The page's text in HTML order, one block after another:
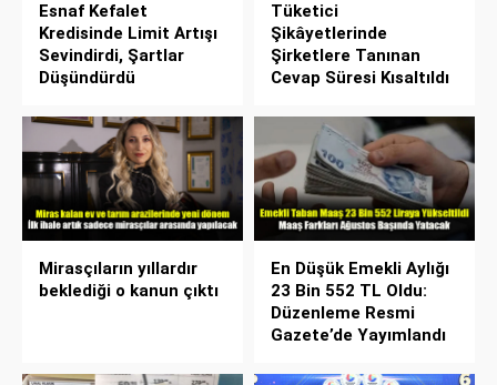
Esnaf Kefalet
Kredisinde Limit Artışı
Sevindirdi, Şartlar
Düşündürdü
Tüketici
Şikâyetlerinde
Şirketlere Tanınan
Cevap Süresi Kısaltıldı
Mirasçıların yıllardır
beklediği o kanun çıktı
En Düşük Emekli Aylığı
23 Bin 552 TL Oldu:
Düzenleme Resmi
Gazete’de Yayımlandı